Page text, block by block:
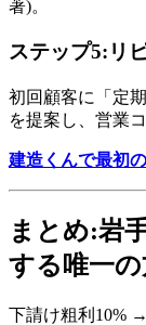
著)。
ステップ5:リ
初回顧客に「定
を提案し、営業
建造くんで最初
まとめ:岩
する唯一
下請け粗利10%